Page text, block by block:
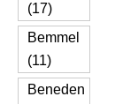
(17)
Bemmel
(11)
Beneden